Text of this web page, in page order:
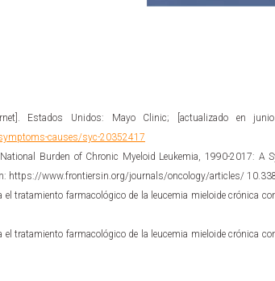
Estados Unidos: Mayo Clinic; [actualizado en
causes/syc-20352417
Burden of Chronic Myeloid Leukemia, 1990-2017: A
https://www.frontiersin.org/journals/oncology/articles/
tratamiento farmacológico de la leucemia mieloide crónica
tratamiento farmacológico de la leucemia mieloide crónica